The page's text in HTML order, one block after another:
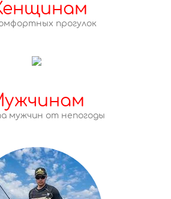
прогулок
мужчин от непогоды